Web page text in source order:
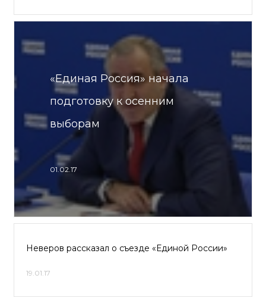
«Единая Россия» начала
подготовку к осенним
выборам
01.02.17
Неверов рассказал о съезде «Единой России»
19.01.17